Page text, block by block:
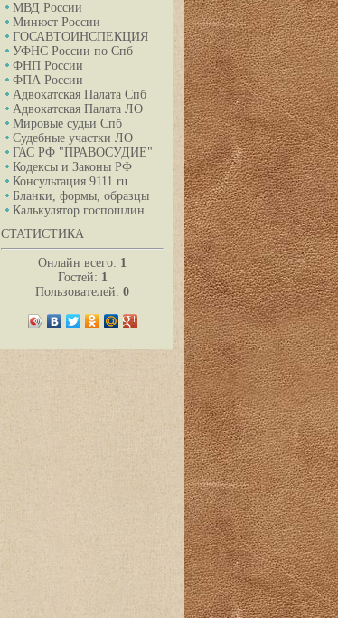
МВД России
Минюст России
ГОСАВТОИНСПЕКЦИЯ
УФНС России по Спб
ФНП России
ФПА России
Адвокатская Палата Спб
Адвокатская Палата ЛО
Мировые судьи Спб
Судебные участки ЛО
ГАС РФ "ПРАВОСУДИЕ"
Кодексы и Законы РФ
Консультация 9111.ru
Бланки, формы, образцы
Калькулятор госпошлин
СТАТИСТИКА
Онлайн всего: 1
Гостей: 1
Пользователей: 0